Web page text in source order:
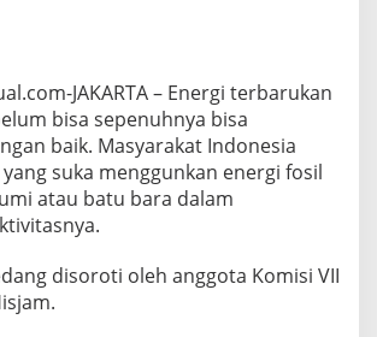
JAKARTA – Energi terbarukan
bisa sepenuhnya bisa
baik. Masyarakat Indonesia
suka menggunkan energi fosil
atau batu bara dalam
disoroti oleh anggota Komisi VII